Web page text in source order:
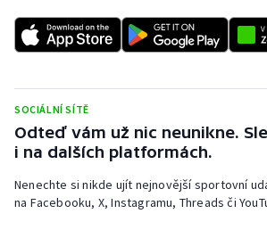
SOCIÁLNÍ SÍTĚ
Odteď vám už nic neunikne.
i na dalších platformách.
Nenechte si nikde ujít nejnovější sportovní
na Facebooku, X, Instagramu, Threads či